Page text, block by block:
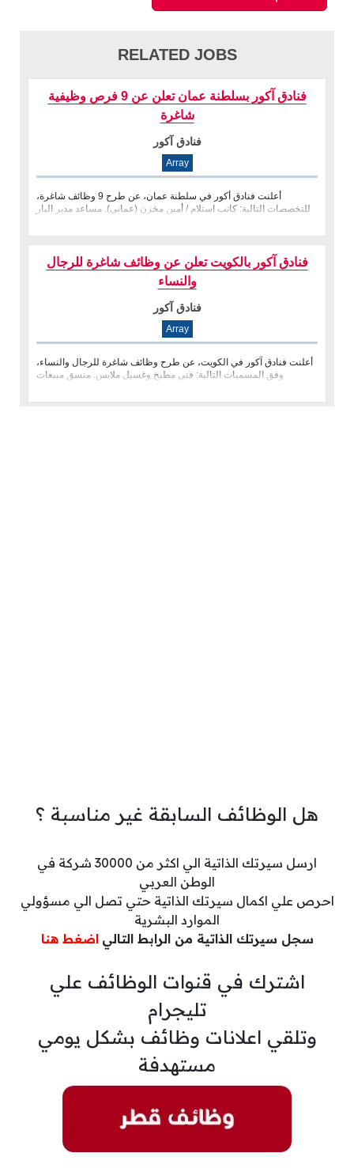
RELATED JOBS
فنادق آكور بسلطنة عمان تعلن عن 9 فرص وظيفية
شاغرة
فنادق آكور
Array
أعلنت فنادق أكور في سلطنة عمان، عن طرح 9 وظائف شاغرة،
للتخصصات التالية: كاتب استلام / أمين مخزن (عماني). مساعد مدير البار
فنادق آكور بالكويت تعلن عن وظائف شاغرة للرجال
والنساء
فنادق آكور
Array
أعلنت فنادق آكور في الكويت، عن طرح وظائف شاغرة للرجال والنساء،
وفق المسميات التالية: فني مطبخ وغسيل ملابس. منسق مبيعات
هل الوظائف السابقة غير مناسبة ؟
ارسل سيرتك الذاتية الي اكثر من 30000 شركة في
الوطن العربي
احرص علي اكمال سيرتك الذاتية حتي تصل الي مسؤولي
الموارد البشرية
سجل سيرتك الذاتية من الرابط التالي اضغط هنا
اشترك في قنوات الوظائف علي
تليجرام
وتلقي اعلانات وظائف بشكل يومي
مستهدفة